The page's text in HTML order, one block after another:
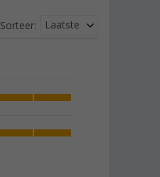
Sorteer: Laatste